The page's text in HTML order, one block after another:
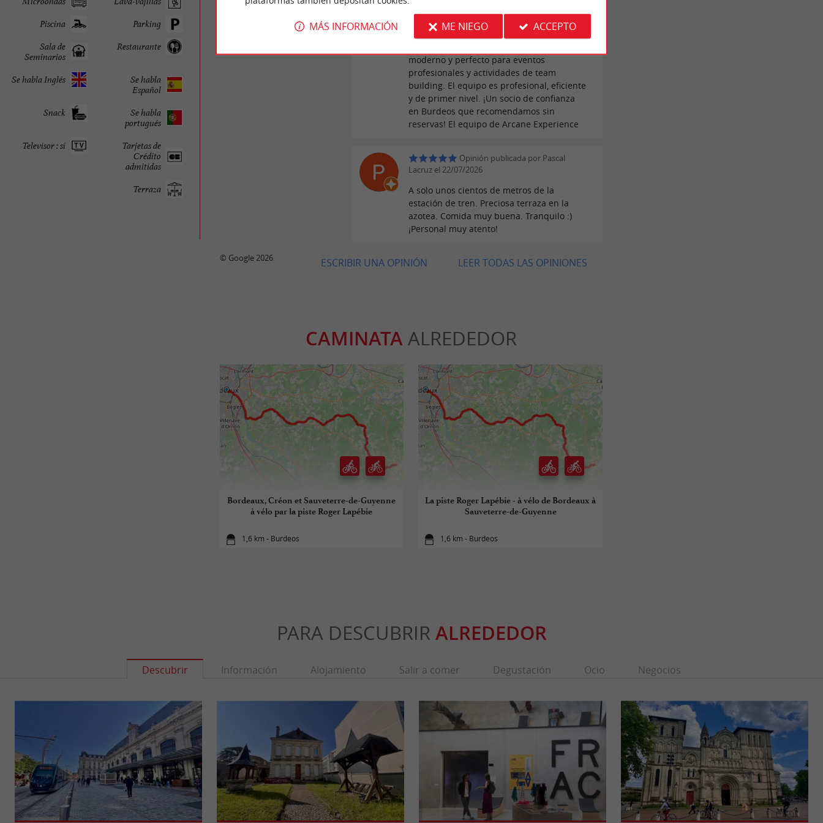
Parking
Piscina
Restaurante
Sala de
Seminarios
Se habla
Español
Se habla Inglés
Se habla
portugués
Snack
Tarjetas de
Crédito
admitidas
Televisor : sí
Terraza
su ubicación ideal cerca de la estación de
tren de Saint-Jean y a sus espacios únicos,
moderno y perfecto para eventos
profesionales y actividades de team
building. El equipo es profesional, eficiente
y de primer nivel. ¡Un socio de confianza
en Burdeos que recomendamos sin
reservas! El equipo de Arcane Experience
Opinión publicada por Pascal
Lacruz el 22/07/2026
A solo unos cientos de metros de la
estación de tren. Preciosa terraza en la
azotea. Comida muy buena. Tranquilo :)
¡Personal muy atento!
LEER TODAS LAS OPINIONES
ESCRIBIR UNA OPINIÓN
© Google 2026
CAMINATAALREDEDOR
Bordeaux, Créon et Sauveterre-de-Guyenne
à vélo par la piste Roger Lapébie
1,6 km - Burdeos
La piste Roger Lapébie - à vélo de Bordeaux à
Sauveterre-de-Guyenne
1,6 km - Burdeos
PARA DESCUBRIR ALREDEDOR
Descubrir Información Alojamiento Salir a comer Degustación Ocio Negocios
MÁS INFORMACIÓN ME NIEGO ACCEPTO